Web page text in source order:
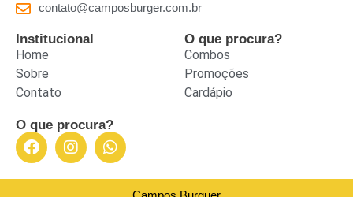
contato@camposburger.com.br
Institucional
Home
Sobre
Contato
O que procura?
Combos
Promoções
Cardápio
O que procura?